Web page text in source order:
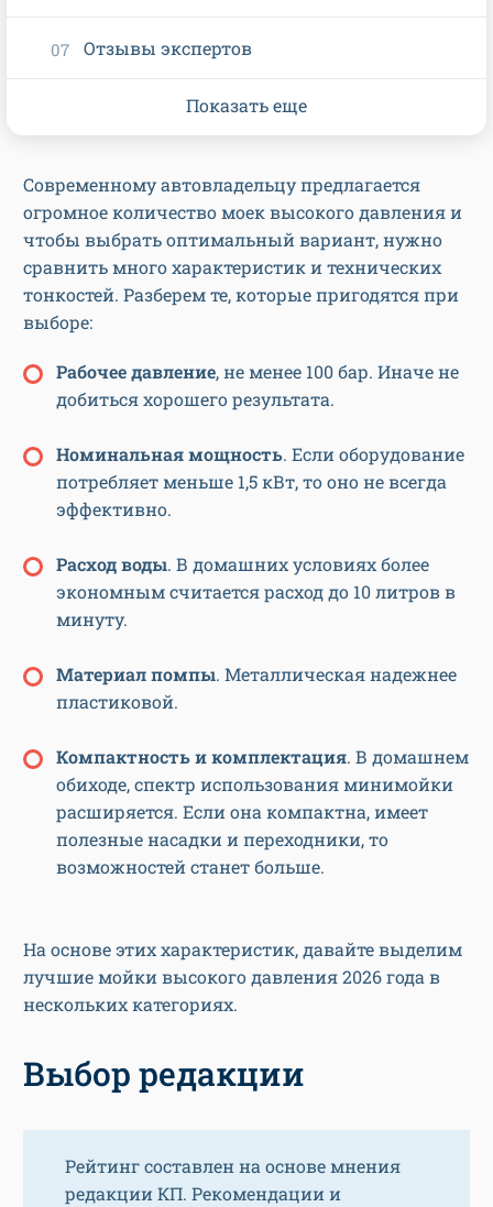
Современному автовладельцу предлагается
огромное количество моек высокого давления и
чтобы выбрать оптимальный вариант, нужно
сравнить много характеристик и технических
тонкостей. Разберем те, которые пригодятся при
выборе:
Рабочее давление, не менее 100 бар. Иначе не
добиться хорошего результата.
Номинальная мощность. Если оборудование
потребляет меньше 1,5 кВт, то оно не всегда
эффективно.
Расход воды. В домашних условиях более
экономным считается расход до 10 литров в
минуту.
Материал помпы. Металлическая надежнее
пластиковой.
Компактность и комплектация. В домашнем
обиходе, спектр использования минимойки
расширяется. Если она компактна, имеет
полезные насадки и переходники, то
возможностей станет больше.
На основе этих характеристик, давайте выделим
лучшие мойки высокого давления 2026 года в
нескольких категориях.
Выбор редакции
Рейтинг составлен на основе мнения
редакции КП. Рекомендации и
Отзывы экспертов
Показать еще